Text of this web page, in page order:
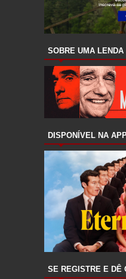
SOBRE UMA LENDA
DISPONÍVEL NA
SE REGISTRE E DÊ